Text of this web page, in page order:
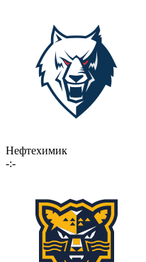
Нефтехимик
-:-